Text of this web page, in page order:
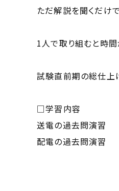
ただ解説を聞くだけ
1人で取り組むと時間
試験直前期の総仕上
□学習内容
送電の過去問演習
配電の過去問演習